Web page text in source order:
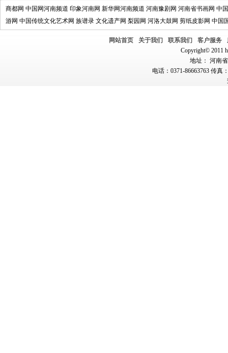
商都网 中国网河南频道 印象河南网 新华网河南频道 河南豫剧网 河南省书画网 中
游网 中国传统文化艺术网 族谱录 文化遗产网 梨园网 河洛大鼓网 剪纸皮影网 中国
网站首页 关于我们 联系我们 客户服务
Copyright© 2011
地址： 河南
电话：0371-86663763 传真